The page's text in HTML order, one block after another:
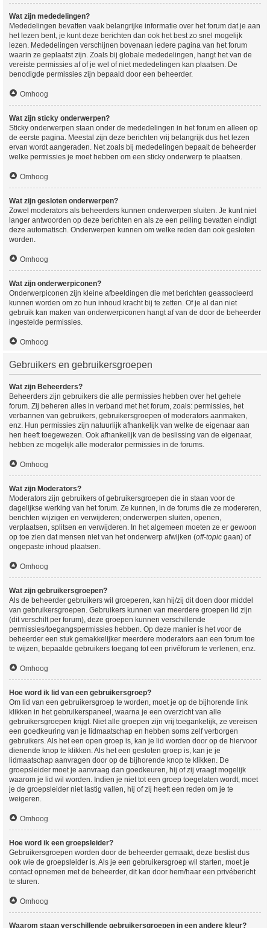
Wat zijn mededelingen?
Mededelingen bevatten vaak belangrijke informatie over het forum dat je aan
het lezen bent, je kunt deze berichten dan ook het best zo snel mogelijk
lezen. Mededelingen verschijnen bovenaan iedere pagina van het forum
waarin ze geplaatst zijn. Zoals bij globale mededelingen, hangt het van de
vereiste permissies af of je wel of niet mededelingen kan plaatsen. De
benodigde permissies zijn bepaald door een beheerder.
Omhoog
Wat zijn sticky onderwerpen?
Sticky onderwerpen staan onder de mededelingen in het forum en alleen op
de eerste pagina. Meestal zijn deze berichten vrij belangrijk dus het lezen
ervan wordt aangeraden. Net zoals bij mededelingen bepaalt de beheerder
welke permissies je moet hebben om een sticky onderwerp te plaatsen.
Omhoog
Wat zijn gesloten onderwerpen?
Zowel moderators als beheerders kunnen onderwerpen sluiten. Je kunt niet
langer antwoorden op deze berichten en als ze een peiling bevatten eindigt
deze automatisch. Onderwerpen kunnen om welke reden dan ook gesloten
worden.
Omhoog
Wat zijn onderwerpiconen?
Onderwerpiconen zijn kleine afbeeldingen die met berichten geassocieerd
kunnen worden om zo hun inhoud kracht bij te zetten. Of je al dan niet
gebruik kan maken van onderwerpiconen hangt af van de door de beheerder
ingestelde permissies.
Omhoog
Gebruikers en gebruikersgroepen
Wat zijn Beheerders?
Beheerders zijn gebruikers die alle permissies hebben over het gehele
forum. Zij beheren alles in verband met het forum, zoals: permissies, het
verbannen van gebruikers, gebruikersgroepen of moderators aanmaken,
enz. Hun permissies zijn natuurlijk afhankelijk van welke de eigenaar aan
hen heeft toegewezen. Ook afhankelijk van de beslissing van de eigenaar,
hebben ze mogelijk alle moderator permissies in de forums.
Omhoog
Wat zijn Moderators?
Moderators zijn gebruikers of gebruikersgroepen die in staan voor de
dagelijkse werking van het forum. Ze kunnen, in de forums die ze modereren,
berichten wijzigen en verwijderen; onderwerpen sluiten, openen,
verplaatsen, splitsen en verwijderen. In het algemeen moeten ze er gewoon
op toe zien dat mensen niet van het onderwerp afwijken (off-topic gaan) of
ongepaste inhoud plaatsen.
Omhoog
Wat zijn gebruikersgroepen?
Als de beheerder gebruikers wil groeperen, kan hij/zij dit doen door middel
van gebruikersgroepen. Gebruikers kunnen van meerdere groepen lid zijn
(dit verschilt per forum), deze groepen kunnen verschillende
permissies/toegangspermissies hebben. Op deze manier is het voor de
beheerder een stuk gemakkelijker meerdere moderators aan een forum toe
te wijzen, bepaalde gebruikers toegang tot een privéforum te verlenen, enz.
Omhoog
Hoe word ik lid van een gebruikersgroep?
Om lid van een gebruikersgroep te worden, moet je op de bijhorende link
klikken in het gebruikerspaneel, waarna je een overzicht van alle
gebruikersgroepen krijgt. Niet alle groepen zijn vrij toegankelijk, ze vereisen
een goedkeuring van je lidmaatschap en hebben soms zelf verborgen
gebruikers. Als het een open groep is, kan je lid worden door op de hiervoor
dienende knop te klikken. Als het een gesloten groep is, kan je je
lidmaatschap aanvragen door op de bijhorende knop te klikken. De
groepsleider moet je aanvraag dan goedkeuren, hij of zij vraagt mogelijk
waarom je lid wil worden. Indien je niet tot een groep toegelaten wordt, moet
je de groepsleider niet lastig vallen, hij of zij heeft een reden om je te
weigeren.
Omhoog
Hoe word ik een groepsleider?
Gebruikersgroepen worden door de beheerder gemaakt, deze beslist dus
ook wie de groepsleider is. Als je een gebruikersgroep wil starten, moet je
contact opnemen met de beheerder, dit kan door hem/haar een privébericht
te sturen.
Omhoog
Waarom staan verschillende gebruikersgroepen in een andere kleur?